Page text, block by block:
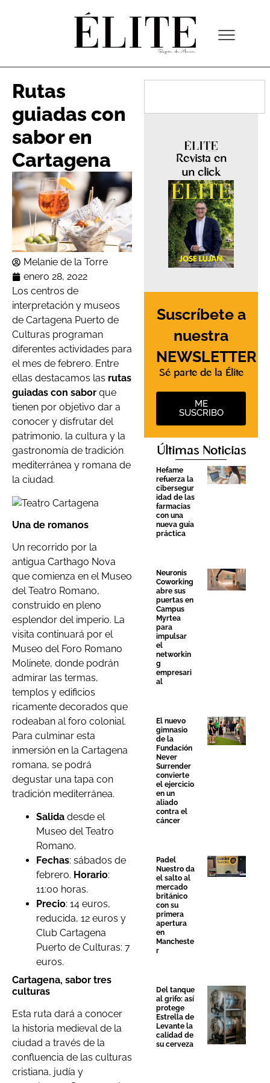
Rutas
guiadas con
sabor en
Cartagena
Melanie de la Torre
enero 28, 2022
Los centros de
interpretación y museos
de Cartagena Puerto de
Culturas programan
diferentes actividades para
el mes de febrero. Entre
ellas destacamos las rutas
guiadas con sabor que
tienen por objetivo dar a
conocer y disfrutar del
patrimonio, la cultura y la
gastronomía de tradición
mediterránea y romana de
la ciudad.
Una de romanos
Un recorrido por la
antigua Carthago Nova
que comienza en el Museo
del Teatro Romano,
construido en pleno
esplendor del imperio. La
visita continuará por el
Museo del Foro Romano
Molinete, donde podrán
admirar las termas,
templos y edificios
ricamente decorados que
rodeaban al foro colonial.
Para culminar esta
inmersión en la Cartagena
romana, se podrá
degustar una tapa con
tradición mediterránea.
Salida desde el
Museo del Teatro
Romano.
Fechas: sábados de
febrero. Horario:
11:00 horas.
Precio: 14 euros,
reducida, 12 euros y
Club Cartagena
Puerto de Culturas: 7
euros.
Cartagena, sabor tres
culturas
Esta ruta dará a conocer
la historia medieval de la
ciudad a través de la
confluencia de las culturas
cristiana, judía y
Revista en
un click
Suscríbete a
nuestra
NEWSLETTER
Sé parte de la Élite
ME
SUSCRIBO
Últimas Noticias
Hefame
refuerza la
cibersegur
idad de las
farmacias
con una
nueva guía
práctica
Neuronis
Coworking
abre sus
puertas en
Campus
Myrtea
para
impulsar
el
networkin
g
empresari
al
El nuevo
gimnasio
de la
Fundación
Never
Surrender
convierte
el ejercicio
en un
aliado
contra el
cáncer
Padel
Nuestro da
el salto al
mercado
británico
con su
primera
apertura
en
Mancheste
r
Del tanque
al grifo: así
protege
Estrella de
Levante la
calidad de
su cerveza